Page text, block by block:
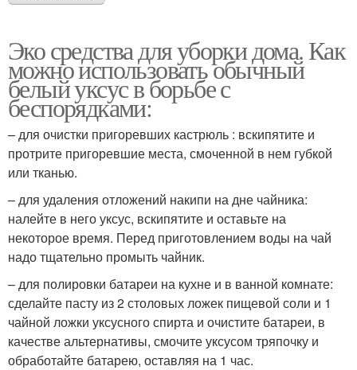
Эко средства для уборки дома. Как
можно использовать обычный
белый уксус в борьбе с
беспорядками:
– для очистки пригоревших кастрюль : вскипятите и
протрите пригоревшие места, смоченной в нем губкой
или тканью.
– для удаления отложений накипи на дне чайника:
налейте в него уксус, вскипятите и оставьте на
некоторое время. Перед приготовлением воды на чай
надо тщательно промыть чайник.
– для полировки батареи на кухне и в ванной комнате:
сделайте пасту из 2 столовых ложек пищевой соли и 1
чайной ложки уксусного спирта и очистите батареи, в
качестве альтернативы, смочите уксусом тряпочку и
обработайте батарею, оставляя на 1 час.